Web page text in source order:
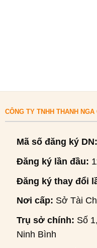
CÔNG TY TNHH THANH NGA
Mã số đăng ký DN:
Đăng ký lần đầu:
Đăng ký thay đổi
Nơi cấp: Sở Tài
Trụ sở chính: Số
Ninh Bình